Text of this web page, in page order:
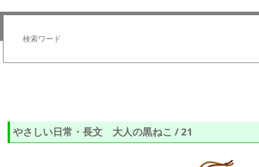
やさしい日常・長文 大人の黒ねこ / 21